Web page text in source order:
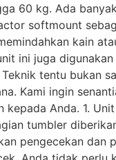
60 kg. Ada
softmount
kain
ini juga
tentu bukan
Kami ingin
Anda. 1.
tumbler
pengecekan dan